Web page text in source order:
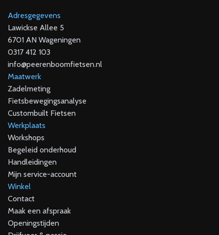
Adresgegevens
Lawickse Allee 5
6701 AN Wageningen
0317 412 103
info@peerenboomfietsen.nl
Maatwerk
Zadelmeting
Fietsbewegingsanalyse
Custombuilt Fietsen
Werkplaats
Workshops
Begeleid onderhoud
Handleidingen
Mijn service-account
Winkel
Contact
Maak een afspraak
Openingstijden